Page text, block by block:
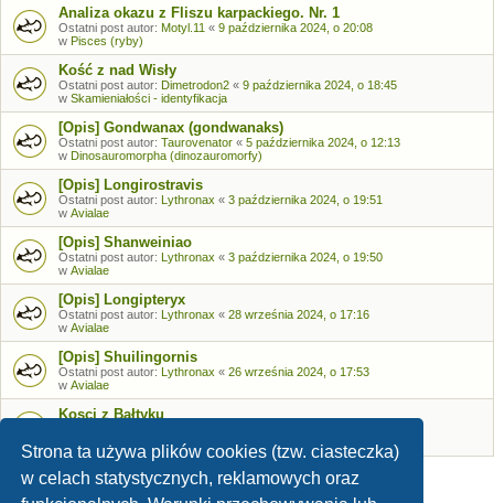
Strona ta używa plików cookies (tzw. ciasteczka)
w celach statystycznych, reklamowych oraz
Analiza okazu z Fliszu karpackiego. Nr. 1
Ostatni post autor: Motyl.11 « 9 października 2024, o 20:08
w Pisces (ryby)
Kość z nad Wisły
Ostatni post autor: Dimetrodon2 « 9 października 2024, o 18:45
w Skamieniałości - identyfikacja
[Opis] Gondwanax (gondwanaks)
Ostatni post autor: Taurovenator « 5 października 2024, o 12:13
w Dinosauromorpha (dinozauromorfy)
[Opis] Longirostravis
Ostatni post autor: Lythronax « 3 października 2024, o 19:51
w Avialae
[Opis] Shanweiniao
Ostatni post autor: Lythronax « 3 października 2024, o 19:50
w Avialae
[Opis] Longipteryx
Ostatni post autor: Lythronax « 28 września 2024, o 17:16
w Avialae
[Opis] Shuilingornis
Ostatni post autor: Lythronax « 26 września 2024, o 17:53
w Avialae
Kosci z Bałtyku
Skamieniałości - identyfikacja